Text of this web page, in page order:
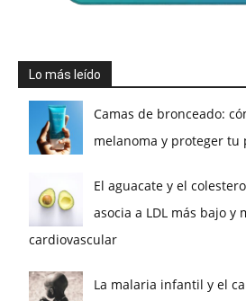
Lo más leído
Camas de bronceado:
melanoma y proteger tu
El aguacate y el
asocia a LDL más bajo y
cardiovascular
La malaria infantil y el